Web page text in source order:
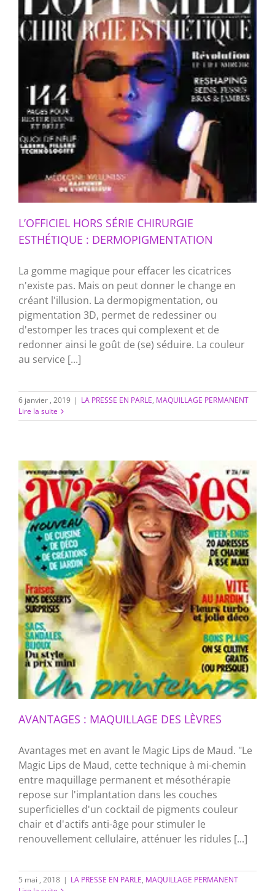
L’OFFICIEL HORS SÉRIE CHIRURGIE
ESTHÉTIQUE : DERMOPIGMENTATION
La gomme magique pour effacer les cicatrices
n'existe pas. Mais on peut donner le change en
créant l'illusion. La dermopigmentation, ou
pigmentation 3D, permet de redessiner ou
d'estomper les traces qui complexent et de
redonner ainsi le goût de (se) séduire. La couleur
au service [...]
6 janvier , 2019 | LA PRESSE EN PARLE, MAQUILLAGE PERMANENT
Lire la suite
AVANTAGES : MAQUILLAGE DES LÈVRES
Avantages met en avant le Magic Lips de Maud. "Le
Magic Lips de Maud, cette technique à mi-chemin
entre maquillage permanent et mésothérapie
repose sur l'implantation dans les couches
superficielles d'un cocktail de pigments couleur
chair et d'actifs anti-âge pour stimuler le
renouvellement cellulaire, atténuer les ridules [...]
5 mai , 2018 | LA PRESSE EN PARLE, MAQUILLAGE PERMANENT